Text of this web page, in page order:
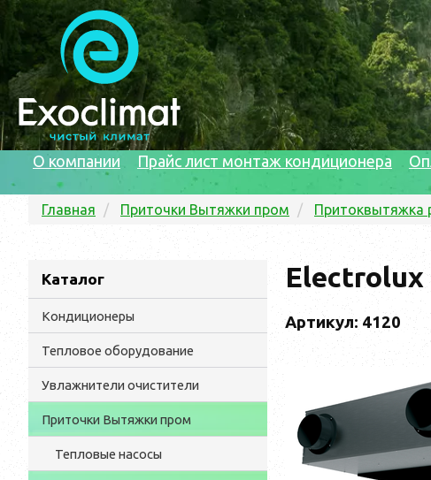
О компании Прайс лист монтаж кондиционера
Главная Приточки Вытяжки пром Притоквытяжка
Каталог
Кондиционеры
Тепловое оборудование
Увлажнители очистители
Приточки Вытяжки пром
Тепловые насосы
Electrolux
Артикул: 4120